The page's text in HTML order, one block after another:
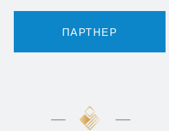
ПАРТНЕР